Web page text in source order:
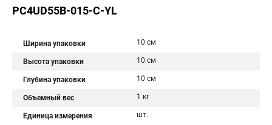
PC4UD55B-015-C-YL
Ширина упаковки 10 см
Высота упаковки 10 см
Глубина упаковки 10 см
Объемный вес 1 кг
Единица измерения шт.